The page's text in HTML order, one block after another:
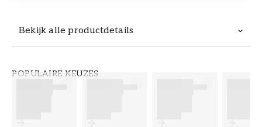
Bekijk alle productdetails
POPULAIRE KEUZES